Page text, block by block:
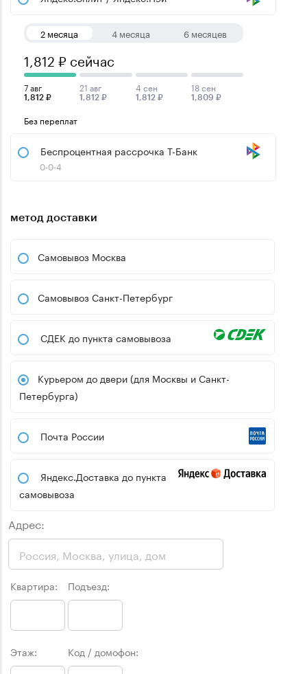
2 месяца 4 месяца 6 месяцев
1,812 ₽ сейчас
7 авг
1,812 ₽
21 авг
1,812 ₽
4 сен
1,812 ₽
18 сен
1,809 ₽
Без переплат
Беспроцентная рассрочка Т-Банк
0-0-4
метод доставки
Самовывоз Москва
Самовывоз Санкт-Петербург
СДЕК до пункта самовывоза
Курьером до двери (для Москвы и Санкт-
Петербурга)
Почта России
Яндекс.Доставка до пункта
самовывоза
Адрес:
Квартира: Подъезд:
Этаж: Код / домофон: